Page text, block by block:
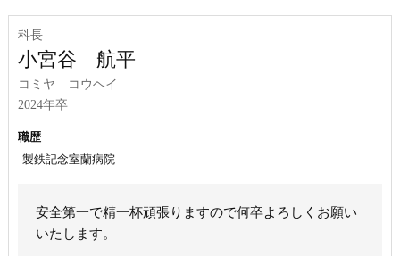
科長
小宮谷 航平
コミヤ コウヘイ
2024年卒
職歴
製鉄記念室蘭病院
安全第一で精一杯頑張りますので何卒よろしくお願い
いたします。